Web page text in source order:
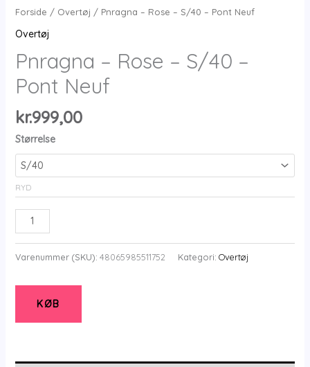
Forside / Overtøj / Pnragna – Rose – S/40 – Pont Neuf
Overtøj
Pnragna – Rose – S/40 –
Pont Neuf
kr.999,00
Størrelse
RYD
Pnragna
-
Rose
S/40
Pont
Varenummer (SKU): 48065985511752 Kategori: Overtøj
KØB